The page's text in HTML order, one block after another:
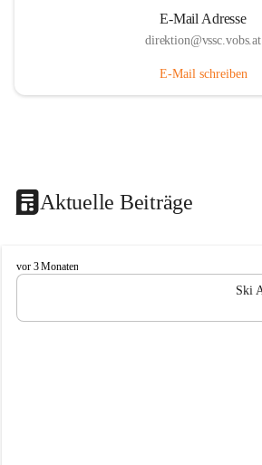
E-Mail Adresse
direktion@vssc.vobs.at
E-Mail schreiben
Aktuelle Beiträge
V
o
k
vor 3 Monaten
Ski